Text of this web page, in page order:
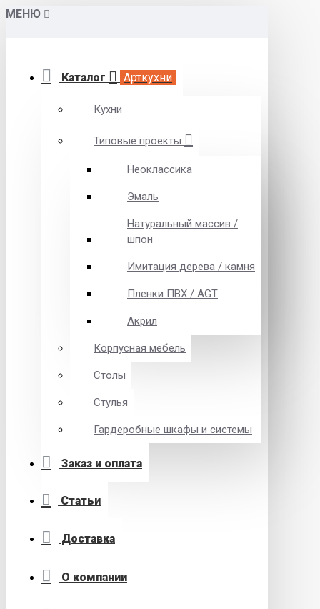
МЕНЮ
Каталог Арткухни
Кухни
Типовые проекты
Неоклассика
Эмаль
Натуральный массив /
шпон
Имитация дерева / камня
Пленки ПВХ / AGT
Акрил
Корпусная мебель
Столы
Стулья
Гардеробные шкафы и системы
Заказ и оплата
Статьи
Доставка
О компании